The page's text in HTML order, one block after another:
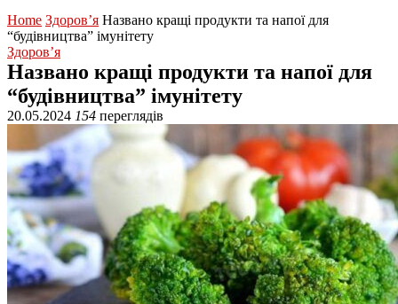
Home Здоров’я Названо кращі продукти та напої для
“будівництва” імунітету
Здоров’я
Названо кращі продукти та напої для
“будівництва” імунітету
20.05.2024 154 переглядів